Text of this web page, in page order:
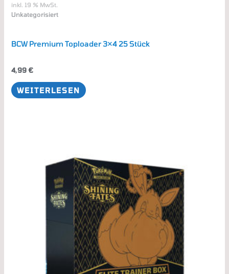
inkl. 19 % MwSt.
Unkategorisiert
BCW Premium Toploader 3×4 25 Stück
4,99 €
WEITERLESEN